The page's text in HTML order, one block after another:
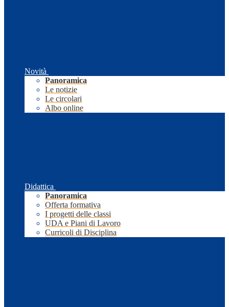
Novità
Panoramica
Le notizie
Le circolari
Albo online
Didattica
Panoramica
Offerta formativa
I progetti delle classi
UDA e Piani di Lavoro
Curricoli di Disciplina